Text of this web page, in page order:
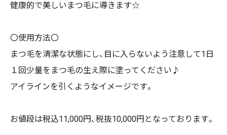
健康的で美しいまつ毛に導きます☆
〇使用方法〇
まつ毛を清潔な状態にし、目に入らないよう注意して1日
１回少量をまつ毛の生え際に塗ってください♪
アイラインを引くようなイメージです。
お値段は税込11,000円、税抜10,000円となっております。